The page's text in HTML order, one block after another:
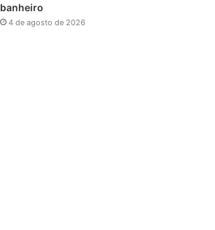
banheiro
4 de agosto de 2026